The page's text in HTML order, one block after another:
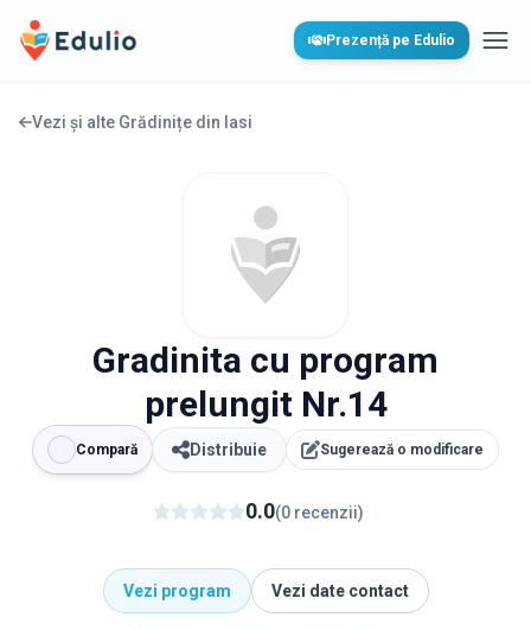
Edulio Prezență pe Edulio
Vezi și alte Grădinițe din Iasi
Gradinita cu program
prelungit Nr.14
Compară Distribuie Sugerează o modificare
0.0(0 recenzii)
Vezi program Vezi date contact